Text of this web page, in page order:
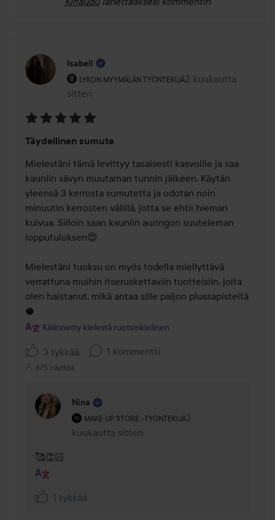
Isabell
LYKON MYYMÄLÄN TYÖNTEKIJÄ
Käyttäjän rooli: Lykon myymälän työntekijä.
2 kuukautta
sitten
Viesti luotiin 2
5
/
5
Täydellinen sumute
Mielestäni tämä levittyy tasaisesti kasvoille ja saa
kauniin sävyn muutaman tunnin jälkeen. Käytän
yleensä 3 kerrosta sumutetta ja odotan noin
minuutin kerrosten välillä, jotta se ehtii hieman
kuivua. Silloin saan kauniin auringon suuteleman
lopputuloksen😍
Mielestäni tuoksu on myös todella miellyttävä
verrattuna muihin itseruskettaviin tuotteisiin, joita
olen haistanut, mikä antaa sille paljon plussapisteitä
🥥
Käännetty kielestä ruotsinkielinen
3 tykkää 1 kommentti
675 näyttöä
Nina
MAKE UP STORE -TYÖNTEKIJÄ
Käyttäjän rooli: Make Up Store -työntekijä.
2
kuukautta sitten
Kommentti lisättiin
🥰👏🏻
1 tykkää